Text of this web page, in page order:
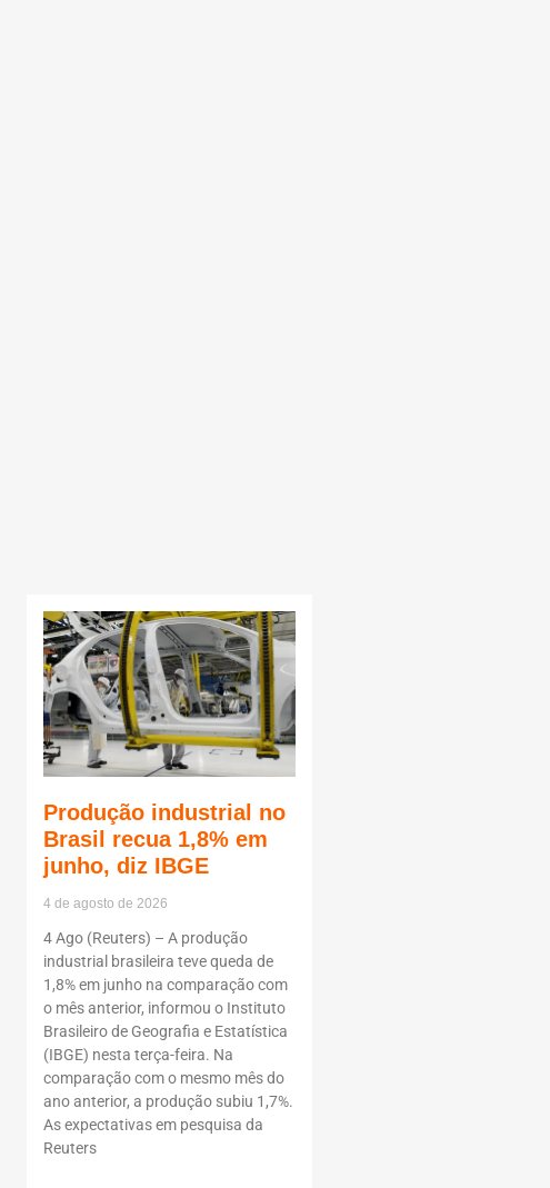
Produção industrial no
Brasil recua 1,8% em
junho, diz IBGE
4 de agosto de 2026
4 Ago (Reuters) – A produção
industrial brasileira teve queda de
1,8% em junho na comparação com
o mês anterior, informou o Instituto
Brasileiro de Geografia e Estatística
(IBGE) nesta terça-feira. Na
comparação com o mesmo mês do
ano anterior, a produção subiu 1,7%.
As expectativas em pesquisa da
Reuters